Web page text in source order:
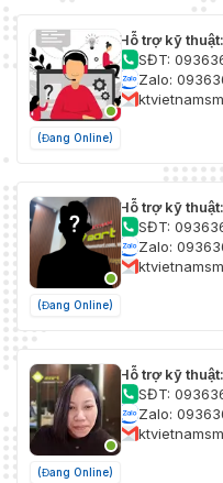
(Đang Online)
Hỗ trợ kỹ thuật:
SĐT:
Zalo:
(Đang Online)
Hỗ trợ kỹ thuật:
SĐT:
Zalo:
(Đang Online)
Hỗ trợ kỹ thuật:
SĐT:
Zalo: